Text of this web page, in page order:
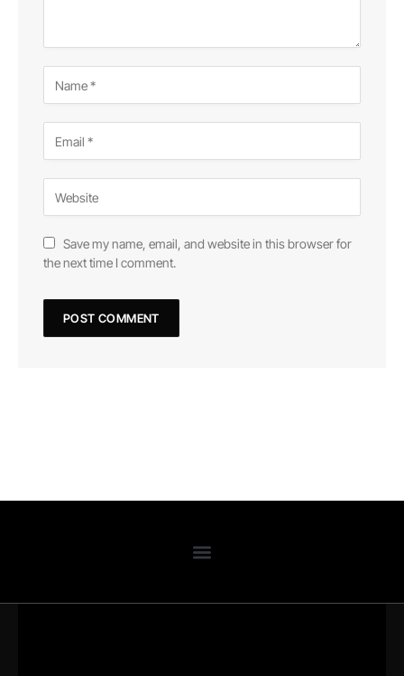
Save my name, email, and website in this browser for
the next time I comment.